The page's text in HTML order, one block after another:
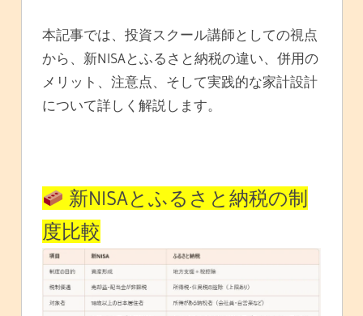
本記事では、投資スクール講師としての視点
から、新NISAとふるさと納税の違い、併用の
メリット、注意点、そして実践的な家計設計
について詳しく解説します。
新NISAとふるさと納税の制
度比較